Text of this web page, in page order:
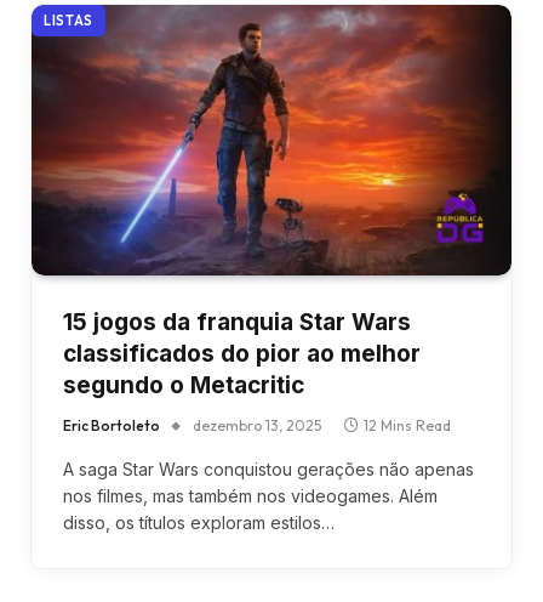
LISTAS
15 jogos da franquia Star Wars
classificados do pior ao melhor
segundo o Metacritic
Eric Bortoleto dezembro 13, 2025 12 Mins Read
A saga Star Wars conquistou gerações não apenas
nos filmes, mas também nos videogames. Além
disso, os títulos exploram estilos…